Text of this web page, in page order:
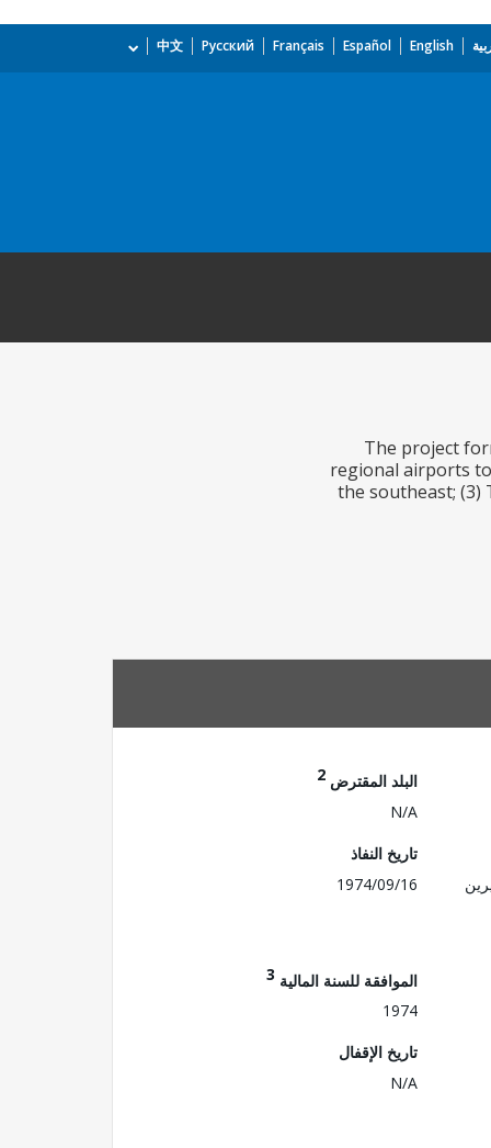
English
Español
Français
Русский
中文
The project
regional airports
the southeast; (3)
البلد المقترض 2
N/A
تاريخ النفاذ
1974/09/16
الموافقة للسنة المالية 3
1974
تاريخ الإقفال
N/A